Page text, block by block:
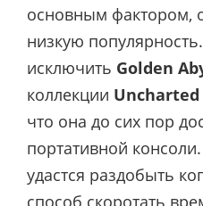
основным
низкую
исключить Golden
коллекции Uncharted
что она до сих пор
портативной
удастся раздобыть